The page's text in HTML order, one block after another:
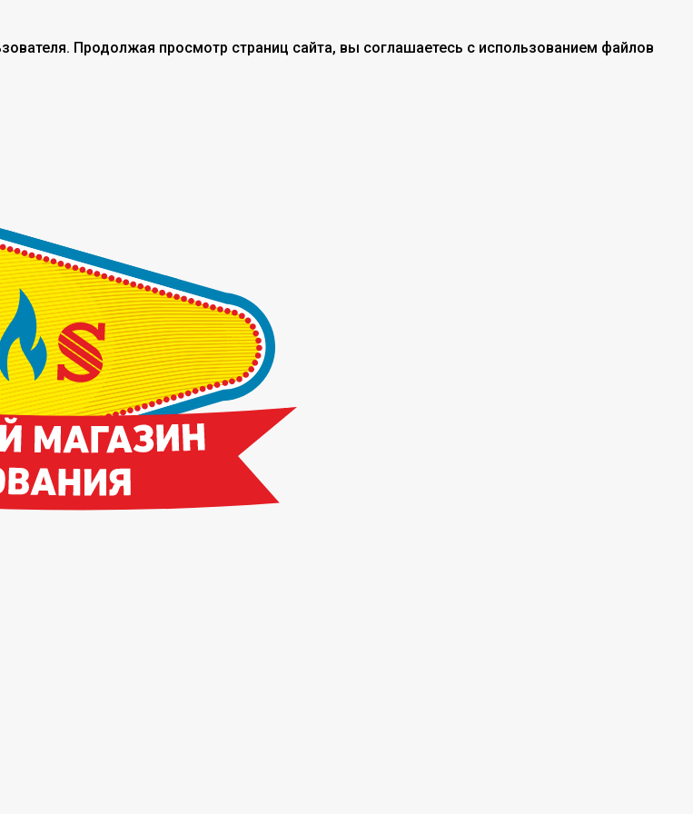
Продолжая просмотр страниц сайта, вы соглашаетесь с использованием файлов